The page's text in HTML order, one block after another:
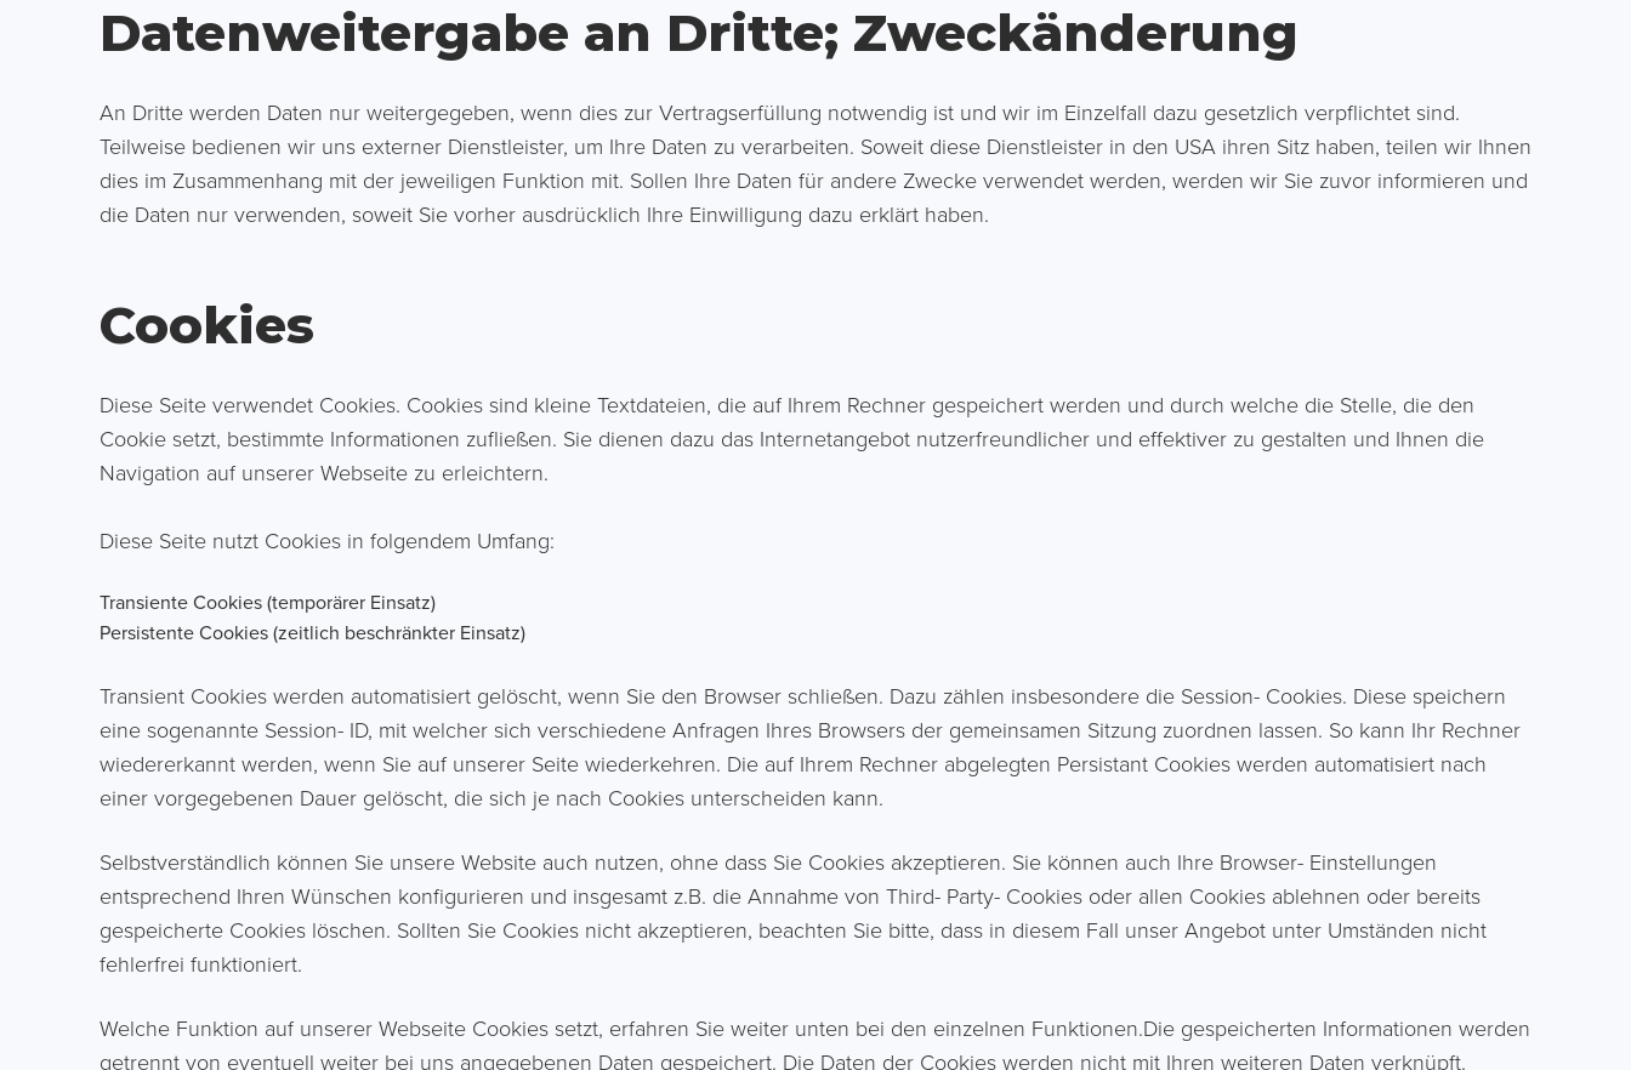
Datenweitergabe an Dritte; Zweckänderung
An Dritte werden Daten nur weitergegeben, wenn dies zur Vertragserfüllung notwendig ist und wir im Einzelfall dazu gesetzlich verpflichtet sind.
Teilweise bedienen wir uns externer Dienstleister, um Ihre Daten zu verarbeiten. Soweit diese Dienstleister in den USA ihren Sitz haben, teilen wir Ihnen
dies im Zusammenhang mit der jeweiligen Funktion mit. Sollen Ihre Daten für andere Zwecke verwendet werden, werden wir Sie zuvor informieren und
die Daten nur verwenden, soweit Sie vorher ausdrücklich Ihre Einwilligung dazu erklärt haben.
Cookies
Diese Seite verwendet Cookies. Cookies sind kleine Textdateien, die auf Ihrem Rechner gespeichert werden und durch welche die Stelle, die den
Cookie setzt, bestimmte Informationen zufließen. Sie dienen dazu das Internetangebot nutzerfreundlicher und effektiver zu gestalten und Ihnen die
Navigation auf unserer Webseite zu erleichtern.
Diese Seite nutzt Cookies in folgendem Umfang:
Transiente Cookies (temporärer Einsatz)
Persistente Cookies (zeitlich beschränkter Einsatz)
Transient Cookies werden automatisiert gelöscht, wenn Sie den Browser schließen. Dazu zählen insbesondere die Session- Cookies. Diese speichern
eine sogenannte Session- ID, mit welcher sich verschiedene Anfragen Ihres Browsers der gemeinsamen Sitzung zuordnen lassen. So kann Ihr Rechner
wiedererkannt werden, wenn Sie auf unserer Seite wiederkehren. Die auf Ihrem Rechner abgelegten Persistant Cookies werden automatisiert nach
einer vorgegebenen Dauer gelöscht, die sich je nach Cookies unterscheiden kann.
Selbstverständlich können Sie unsere Website auch nutzen, ohne dass Sie Cookies akzeptieren. Sie können auch Ihre Browser- Einstellungen
entsprechend Ihren Wünschen konfigurieren und insgesamt z.B. die Annahme von Third- Party- Cookies oder allen Cookies ablehnen oder bereits
gespeicherte Cookies löschen. Sollten Sie Cookies nicht akzeptieren, beachten Sie bitte, dass in diesem Fall unser Angebot unter Umständen nicht
fehlerfrei funktioniert.
Welche Funktion auf unserer Webseite Cookies setzt, erfahren Sie weiter unten bei den einzelnen Funktionen.Die gespeicherten Informationen werden
getrennt von eventuell weiter bei uns angegebenen Daten gespeichert. Die Daten der Cookies werden nicht mit Ihren weiteren Daten verknüpft.